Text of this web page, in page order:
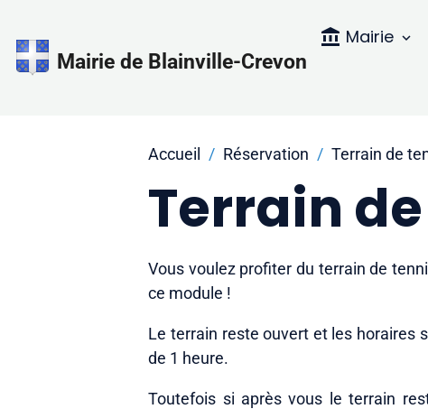
Mairie de Blainville-Crevon
Mairie
Accueil Réservation Terrain de
Terrain
Vous voulez profiter du terrain de
ce module !
Le terrain reste ouvert et les horaires
de 1 heure.
Toutefois si après vous le terrain